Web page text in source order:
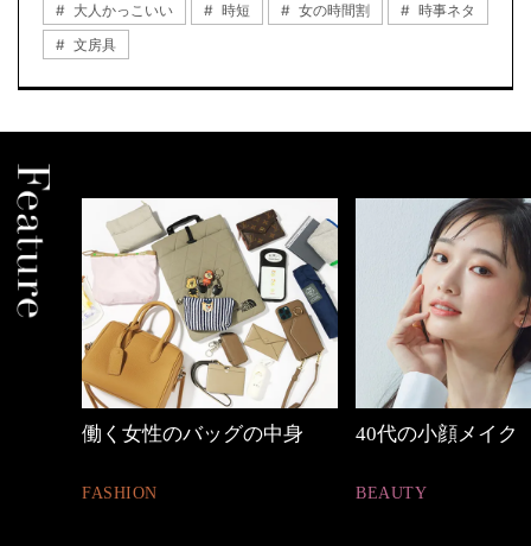
大人かっこいい
時短 女の時間割
時事ネタ
文房具
40代の小顔メイク
BEAUTY
【ワーママのきれ